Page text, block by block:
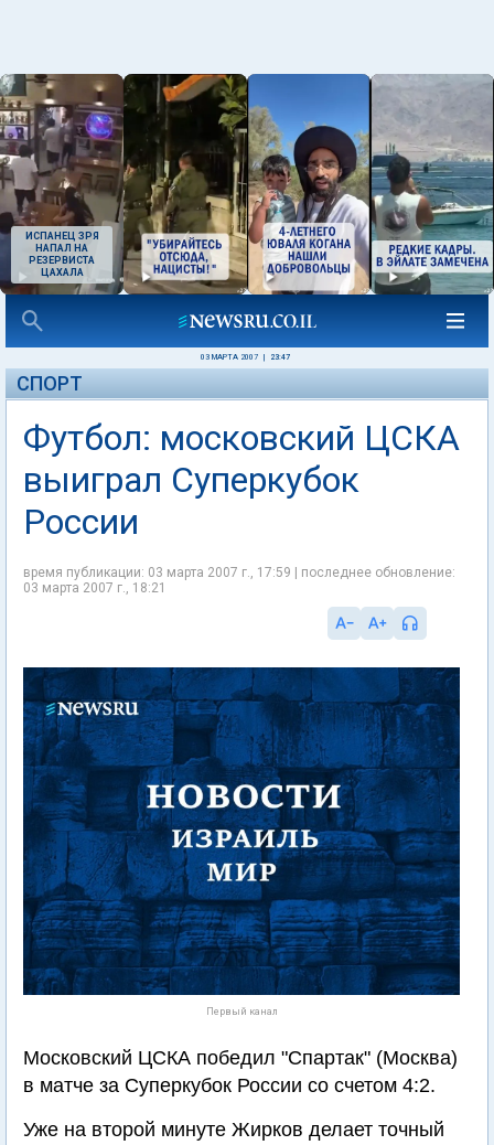
ИСПАНЕЦ ЗРЯ
НАПАЛ НА
РЕЗЕРВИСТА
ЦАХАЛА
03 МАРТА 2007 23:47
СПОРТ
Футбол: московский ЦСКА
выиграл Суперкубок
России
время публикации: 03 марта 2007 г., 17:59 | последнее обновление:
03 марта 2007 г., 18:21
Первый канал
Московский ЦСКА победил "Спартак" (Москва)
в матче за Суперкубок России со счетом 4:2.
Уже на второй минуте Жирков делает точный